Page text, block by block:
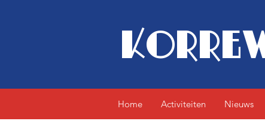
Home Activiteiten Nieuws